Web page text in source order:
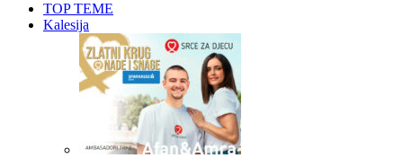
TOP TEME
Kalesija